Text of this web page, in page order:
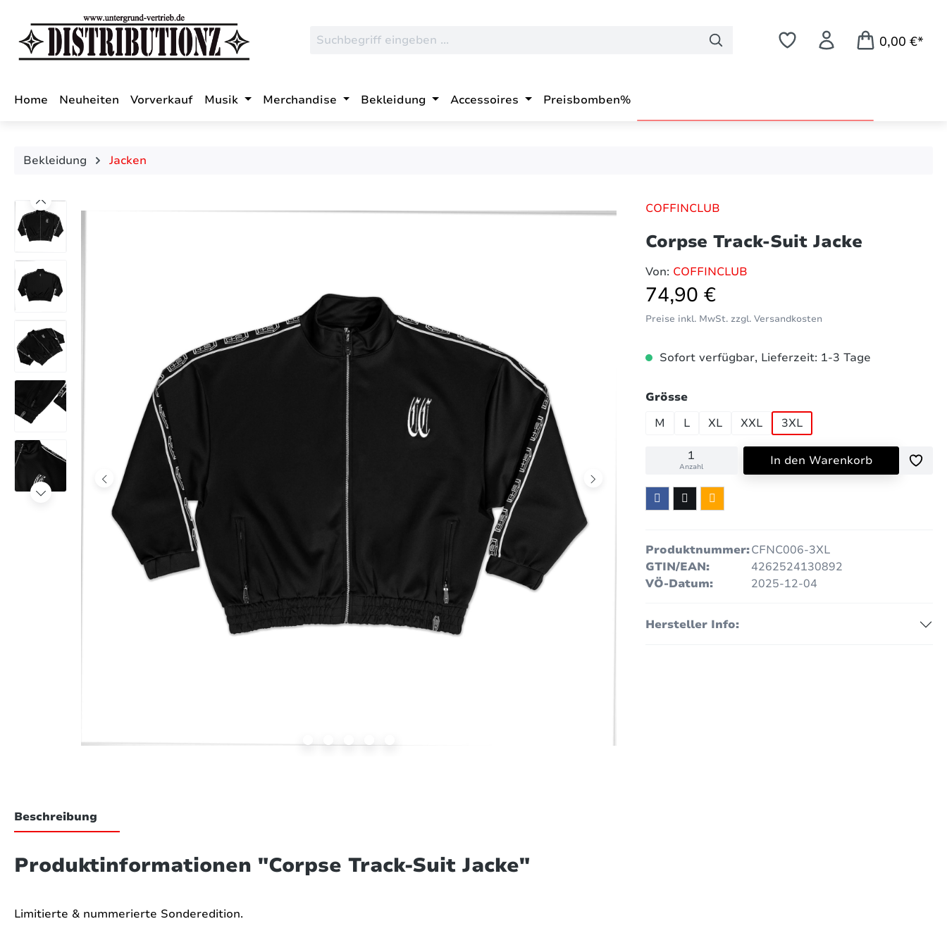
Hauptinhalt springen
Zur Suche springen
Zur Hauptnavigation springen
0,00 €*
Home Neuheiten Vorverkauf Musik Merchandise Bekleidung Accessoires Preisbomben%
Bekleidung Jacken
Bildergalerie überspringen COFFINCLUB
Corpse Track-Suit Jacke
Von: COFFINCLUB
Regulärer Preis:
74,90 €
Preise inkl. MwSt. zzgl. Versandkosten
Sofort verfügbar, Lieferzeit: 1-3 Tage
Grösseauswählen
M
L XL XXL 3XL
Anzahl In den Warenkorb
Produktnummer:CFNC006-3XL
GTIN/EAN:
4262524130892
VÖ-Datum:
2025-12-04
Hersteller Info:
Beschreibung
Produktinformationen "Corpse Track-Suit Jacke"
Limitierte & nummerierte Sonderedition.